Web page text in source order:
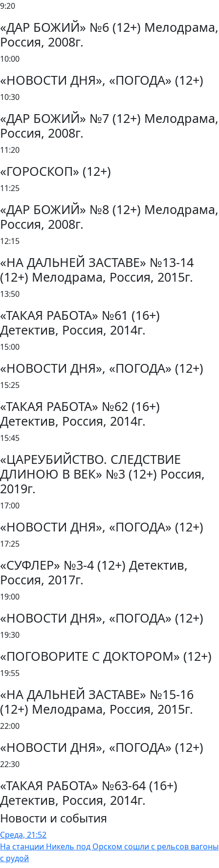
9:20
«ДАР БОЖИЙ» №6 (12+) Мелодрама,
Россия, 2008г.
10:00
«НОВОСТИ ДНЯ», «ПОГОДА» (12+)
10:30
«ДАР БОЖИЙ» №7 (12+) Мелодрама,
Россия, 2008г.
11:20
«ГОРОСКОП» (12+)
11:25
«ДАР БОЖИЙ» №8 (12+) Мелодрама,
Россия, 2008г.
12:15
«НА ДАЛЬНЕЙ ЗАСТАВЕ» №13-14
(12+) Мелодрама, Россия, 2015г.
13:50
«ТАКАЯ РАБОТА» №61 (16+)
Детектив, Россия, 2014г.
15:00
«НОВОСТИ ДНЯ», «ПОГОДА» (12+)
15:25
«ТАКАЯ РАБОТА» №62 (16+)
Детектив, Россия, 2014г.
15:45
«ЦАРЕУБИЙСТВО. СЛЕДСТВИЕ
ДЛИНОЮ В ВЕК» №3 (12+) Россия,
2019г.
17:00
«НОВОСТИ ДНЯ», «ПОГОДА» (12+)
17:25
«СУФЛЕР» №3-4 (12+) Детектив,
Россия, 2017г.
19:00
«НОВОСТИ ДНЯ», «ПОГОДА» (12+)
19:30
«ПОГОВОРИТЕ С ДОКТОРОМ» (12+)
19:55
«НА ДАЛЬНЕЙ ЗАСТАВЕ» №15-16
(12+) Мелодрама, Россия, 2015г.
22:00
«НОВОСТИ ДНЯ», «ПОГОДА» (12+)
22:30
«ТАКАЯ РАБОТА» №63-64 (16+)
Детектив, Россия, 2014г.
Новости и события
Среда, 21:52
На станции Никель под Орском сошли с рельсов вагоны
с рудой